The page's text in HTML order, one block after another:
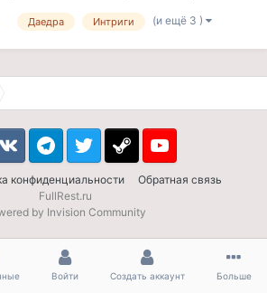
смертных и даедра, а также он
Даедра Интриги (и ещё 3 )
конфиденциальности Обратная связь
VK TelegramTwitter Steam Youtube
FullRest.ru
by Invision Community
Войти Создать аккаунт Больше